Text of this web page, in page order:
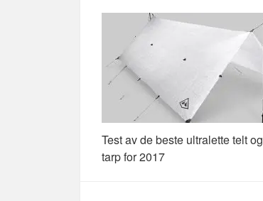
Test av de beste ultralette telt og
tarp for 2017